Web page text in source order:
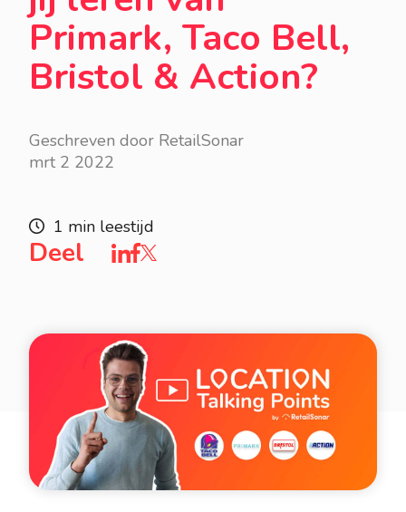
Primark, Taco Bell,
Bristol & Action?
Geschreven door RetailSonar
mrt 2 2022
1 min leestijd
Deel